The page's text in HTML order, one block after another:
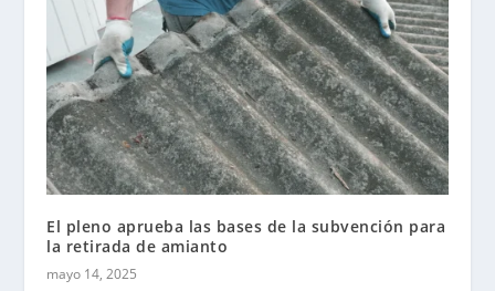
El pleno aprueba las bases de la subvención para
la retirada de amianto
mayo 14, 2025